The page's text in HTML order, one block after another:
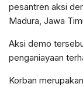
pesantren aksi
Madura, Jawa
Aksi demo
penganiayaan
Korban